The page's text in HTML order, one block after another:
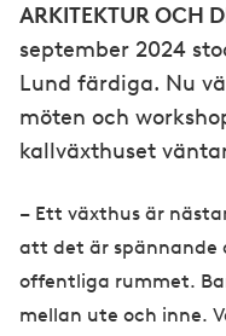
ARKITEKTUR OCH
september 2024
Lund färdiga. Nu
möten och
kallväxthuset
– Ett växthus är
att det är spännande
offentliga rummet.
mellan ute och inne.